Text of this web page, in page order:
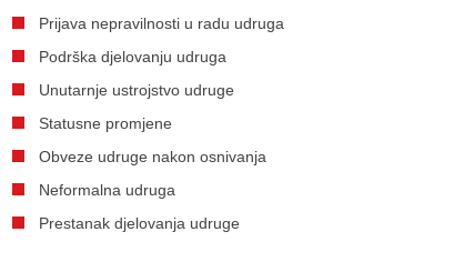
Prijava nepravilnosti u radu udruga
Podrška djelovanju udruga
Unutarnje ustrojstvo udruge
Statusne promjene
Obveze udruge nakon osnivanja
Neformalna udruga
Prestanak djelovanja udruge